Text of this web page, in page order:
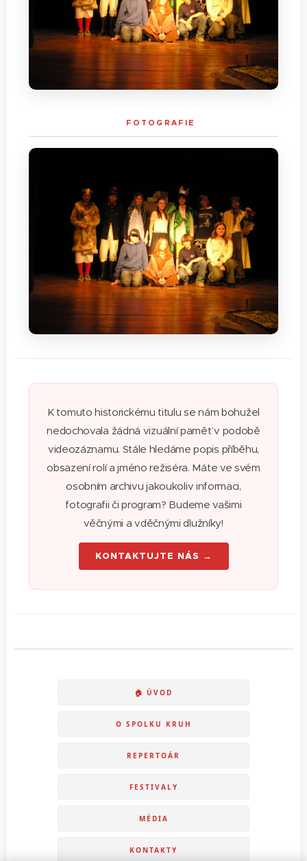
📷 FOTOGRAFIE
K tomuto historickému titulu se nám bohužel
nedochovala žádná vizuální paměť v podobě
videozáznamu. Stále hledáme popis příběhu,
obsazení rolí a jméno režiséra. Máte ve svém
osobním archivu jakoukoliv informaci,
fotografii či program? Budeme vašimi
věčnými a vděčnými dlužníky!
KONTAKTUJTE NÁS →
🏠 ÚVOD
O SPOLKU KRUH
REPERTOÁR
FESTIVALY
MÉDIA
KONTAKTY